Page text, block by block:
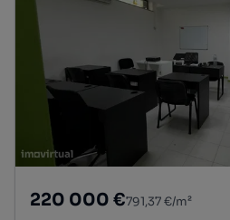
220 000 €791,37 €/m²